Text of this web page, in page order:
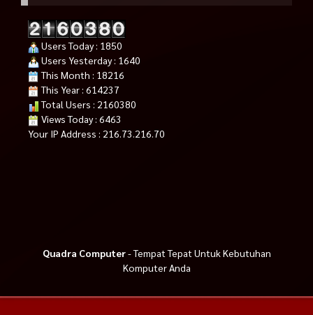
Users Today : 1850
Users Yesterday : 1640
This Month : 18216
This Year : 614237
Total Users : 2160380
Views Today : 6463
Your IP Address : 216.73.216.70
Quadra Computer- Tempat Tepat Untuk Kebutuhan
Komputer Anda